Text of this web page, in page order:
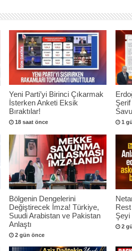
Yeni Parti’yi Birinci Çıkarmak
İsterken Anketi Eksik
Bıraktılar!
18 saat önce
Şerif
1
Bölgenin Dengelerini
Değiştirecek İmza! Türkiye,
Suudi Arabistan ve Pakistan
Anlaştı
2 gün önce
Şeyi
2